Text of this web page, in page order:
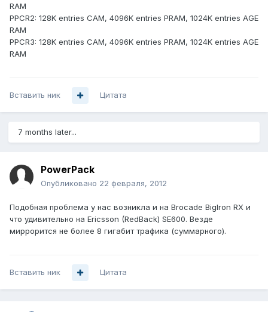
RAM
PPCR2: 128K entries CAM, 4096K entries PRAM, 1024K entries AGE
RAM
PPCR3: 128K entries CAM, 4096K entries PRAM, 1024K entries AGE
RAM
Вставить ник Цитата
7 months later...
PowerPack
Опубликовано 22 февраля, 2012
Подобная проблема у нас возникла и на Brocade BigIron RX и
что удивительно на Ericsson (RedBack) SE600. Везде
миррорится не более 8 гигабит трафика (суммарного).
Вставить ник Цитата